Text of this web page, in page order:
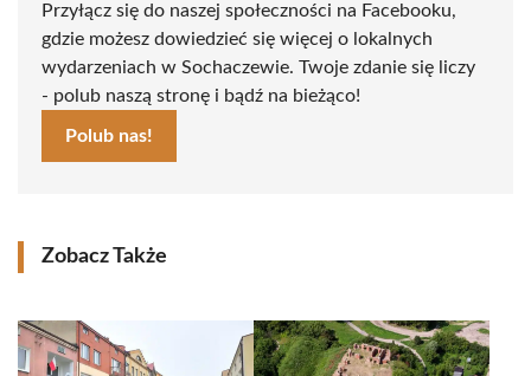
Przyłącz się do naszej społeczności na Facebooku,
gdzie możesz dowiedzieć się więcej o lokalnych
wydarzeniach w Sochaczewie. Twoje zdanie się liczy
- polub naszą stronę i bądź na bieżąco!
Polub nas!
Zobacz Także